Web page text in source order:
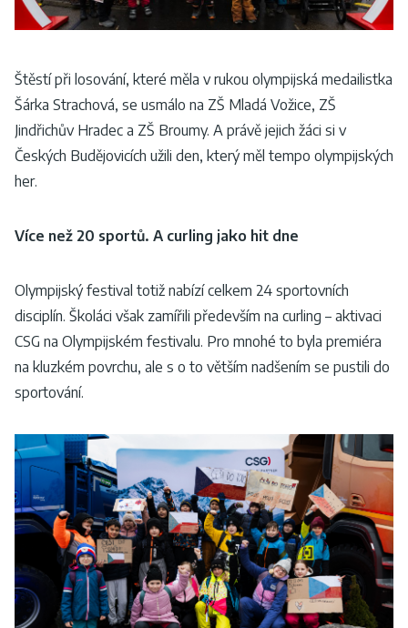
Štěstí při losování, které měla v rukou olympijská medailistka
Šárka Strachová, se usmálo na ZŠ Mladá Vožice, ZŠ
Jindřichův Hradec a ZŠ Broumy. A právě jejich žáci si v
Českých Budějovicích užili den, který měl tempo olympijských
her.
Více než 20 sportů. A curling jako hit dne
Olympijský festival totiž nabízí celkem 24 sportovních
disciplín. Školáci však zamířili především na curling – aktivaci
CSG na Olympijském festivalu. Pro mnohé to byla premiéra
na kluzkém povrchu, ale s o to větším nadšením se pustili do
sportování.